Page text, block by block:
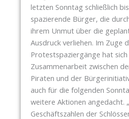
G
–
U
N
D
B
I
L
D
E
letzten Sonntag schließlich
spazierende Bürger, die
ihrem Unmut über die
Ausdruck verliehen. Im Zuge
Protestspaziergänge hat sich
Zusammenarbeit zwischen
Piraten und der
auch für die folgenden
weitere Aktionen angedacht.
Geschäftszahlen der